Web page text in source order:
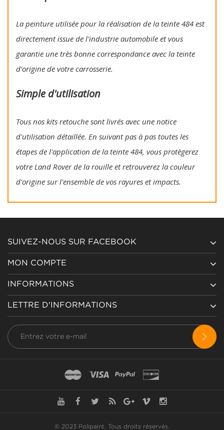
La peinture utilisée pour la réalisation de la teinte 484 est
directement issue de l'industrie automobile et vous
garantie une très bonne correspondance avec la teinte
d’origine de votre carrosserie.
Simple d'utilisation
Tous nos kits retouche sont livrés avec une notice
d'utilisation détaillée. En suivant pas à pas toutes les
étapes de l'application de la teinte 484, vous protègerez
votre Land Rover de la rouille et retrouverez la couleur
d'origine sur l'ensemble de vos rayures et impacts.
SUIVEZ-NOUS SUR FACEBOOK
MON COMPTE
INFORMATIONS
LETTRE D'INFORMATIONS
© 2023 Polipaint. Tous droits réservés.